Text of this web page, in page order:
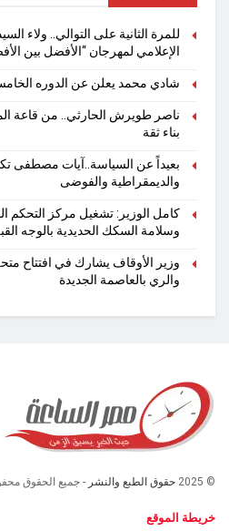
للمرة الثانية على التوالي.. ولاء
الإعلامي لمهرجان “الأفضل بين
شادي محمد يعلن عن الدوره
ناصر طويرش الحارثي.. من قاعة
بناء ثقة
بعيداً عن السياسة..آيات مصطفى
والديمقراطية والفوضى
كامل الوزير: تشغيل مركز التحكم
وسلامة السكك الحديدية بالوجه
وزير الأوقاف يشارك في افتتاح
والري بالعاصمة الجديدة
© 2025 حقوق الطبع والنشر - جميع الحقوق
خريطة الموقع